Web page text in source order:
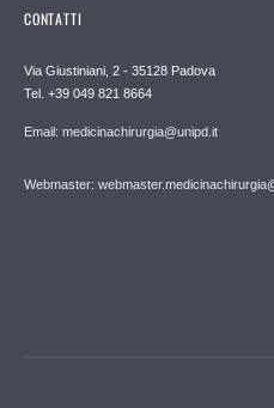
CONTATTI
Via Giustiniani, 2 - 35128 Padova
Tel. +39 049 821 8664
Email: medicinachirurgia@unipd.it
Webmaster: